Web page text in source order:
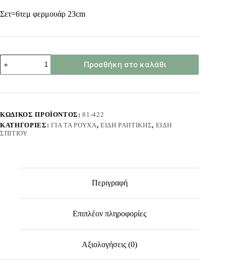
Σετ=6τεμ φερμουάρ 23cm
Φερμουάρ
σετ=6τεμ
23cm
101442
Προσθήκη στο καλάθι
ΚΩΔΙΚΌΣ ΠΡΟΪΌΝΤΟΣ:81-422
ΚΑΤΗΓΟΡΊΕΣ: ΓΙΑ ΤΑ ΡΟΎΧΑ, ΕΊΔΗ ΡΑΠΤΙΚΉΣ, ΕΊΔΗ
ΣΠΙΤΙΟΎ
Περιγραφή
Επιπλέον πληροφορίες
Αξιολογήσεις (0)